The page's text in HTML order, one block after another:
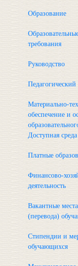
Образование
требования
Руководство
Педагогический
Материально-
обеспечение и
Доступная среда
Платные
Финансово-
деятельность
Вакантные
(перевода)
Стипендии и
обучающихся